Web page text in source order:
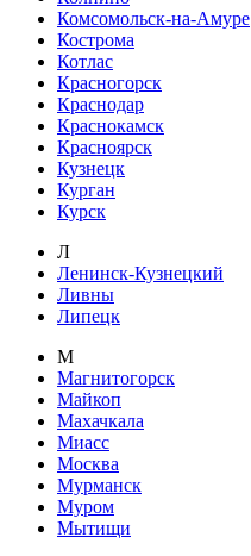
Комсомольск-на-Амуре
Кострома
Котлас
Красногорск
Краснодар
Краснокамск
Красноярск
Кузнецк
Курган
Курск
Л
Ленинск-Кузнецкий
Ливны
Липецк
М
Магнитогорск
Майкоп
Махачкала
Миасс
Москва
Мурманск
Муром
Мытищи